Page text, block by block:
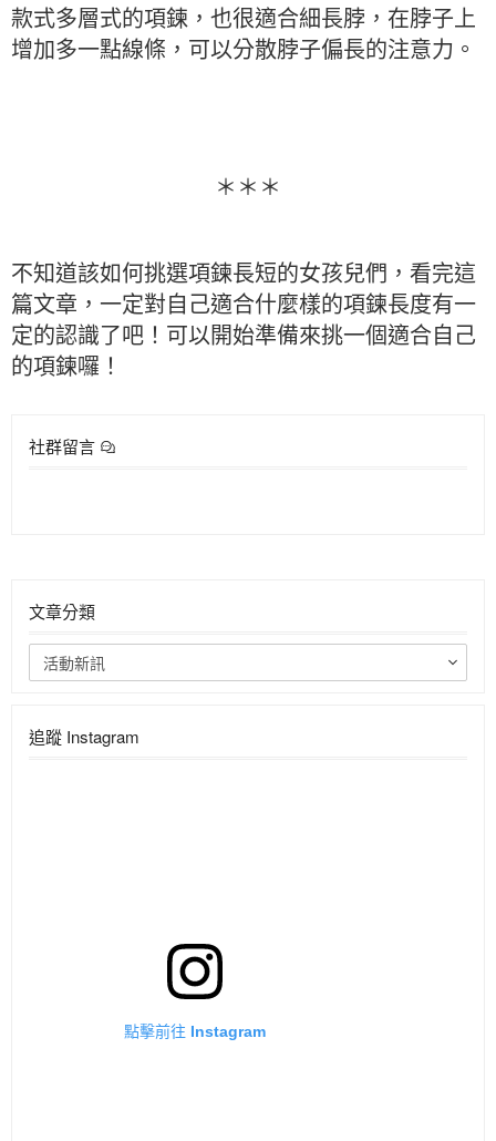
款式多層式的項鍊，也很適合細長脖，在脖子上
增加多一點線條，可以分散脖子偏長的注意力。
＊＊＊
不知道該如何挑選項鍊長短的女孩兒們，看完這
篇文章，一定對自己適合什麼樣的項鍊長度有一
定的認識了吧！可以開始準備來挑一個適合自己
的項鍊囉！
社群留言
文章分類
活動新訊
追蹤 Instagram
點擊前往 Instagram